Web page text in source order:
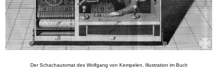
Der Schachautomat des Wolfgang von Kempelen, Illustration im Buch